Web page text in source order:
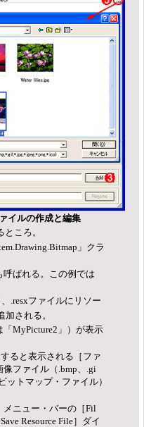
イルの作成と編集
ころ。
」クラ
呼ばれる。この例では
.resxファイルにリソー
される。
MyPicture2」）が表示
ると表示される［ファ
ファイル（.bmp、.gi
ットマップ・ファイル）
ニュー・バーの［Fil
Resource File］ダイ